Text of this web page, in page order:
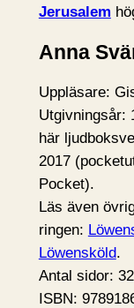
Jerusalem
Anna
Uppläsare:
Utgivningsår:
här
2017
Pocket).
Läs även
ringen:
Löwensköld.
Antal sidor:
ISBN: